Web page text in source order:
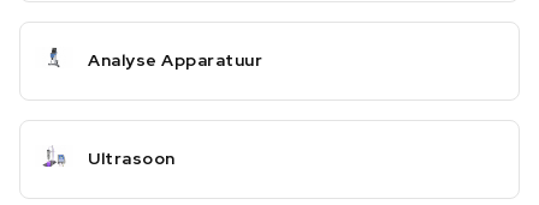
Analyse Apparatuur
Ultrasoon